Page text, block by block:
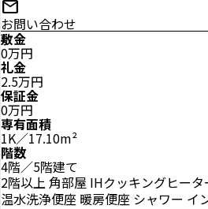
mail
お問い合わせ
敷金
0万円
礼金
2.5万円
保証金
0万円
専有面積
1K／17.10m²
階数
4階／5階建て
2階以上 角部屋 IHクッキングヒータ
温水洗浄便座 暖房便座 シャワー イ